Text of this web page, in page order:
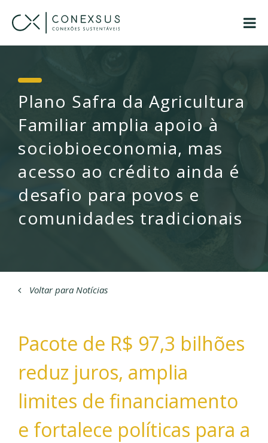
Plano Safra da Agricultura
Familiar amplia apoio à
sociobioeconomia, mas
acesso ao crédito ainda é
desafio para povos e
comunidades tradicionais
Voltar para Notícias
Pacote de R$ 97,3 bilhões
reduz juros, amplia
limites de financiamento
e fortalece políticas para a